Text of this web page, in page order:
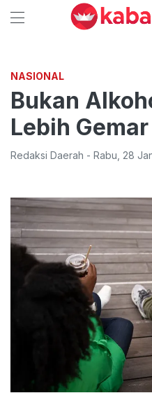
NASIONAL
Bukan
Lebih
Redaksi Daerah - Rabu 28